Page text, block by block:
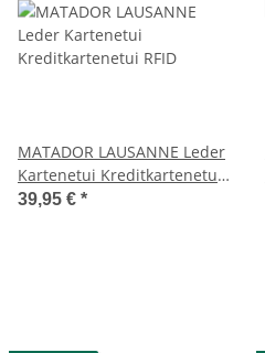
MATADOR LAUSANNE Leder
Kartenetui Kreditkartenetui
RFID
39,95 € *